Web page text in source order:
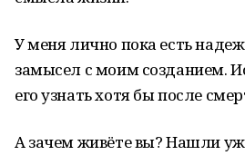
У меня лично пока есть
замысел с моим созданием.
его узнать хотя бы после
А зачем живёте вы? Нашли